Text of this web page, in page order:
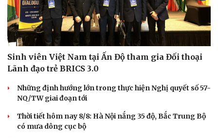
Sinh viên Việt Nam tại Ấn Độ tham gia Đối thoại
Lãnh đạo trẻ BRICS 3.0
Những định hướng lớn trong thực hiện Nghị quyết số 57-
NQ/TW giai đoạn tới
Thời tiết hôm nay 8/8: Hà Nội nắng 35 độ, Bắc Trung Bộ
có mưa dông cục bộ